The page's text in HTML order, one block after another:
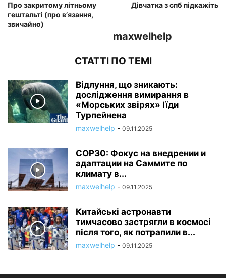
Про закритому літньому
гештальті (про в’язання,
звичайно)
Дівчатка з спб підкажіть
maxwelhelp
СТАТТІ ПО ТЕМІ
Відлуння, що зникають:
дослідження вимирання в
«Морських звірях» Іїди
Турпейнена
maxwelhelp - 09.11.2025
COP30: Фокус на внедрении и
адаптации на Саммите по
климату в...
maxwelhelp - 09.11.2025
Китайські астронавти
тимчасово застрягли в космосі
після того, як потрапили в...
maxwelhelp - 09.11.2025